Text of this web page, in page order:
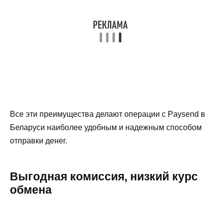
Все эти преимущества делают операции с Paysend в
Беларуси наиболее удобным и надежным способом
отправки денег.
Выгодная комиссия, низкий курс
обмена